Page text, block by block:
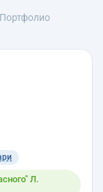
Портфолио
Л.